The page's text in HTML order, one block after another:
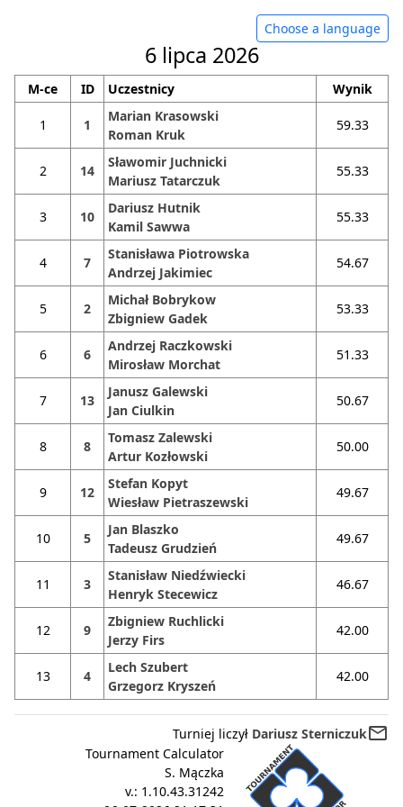
Choose a language
6 lipca 2026
M-ce ID Uczestnicy Wynik
1 1
Marian Krasowski
Roman Kruk
59.33
2 14
Sławomir Juchnicki
Mariusz Tatarczuk
55.33
3 10
Dariusz Hutnik
Kamil Sawwa
55.33
4 7
Stanisława Piotrowska
Andrzej Jakimiec
54.67
5 2
Michał Bobrykow
Zbigniew Gadek
53.33
6 6
Andrzej Raczkowski
Mirosław Morchat
51.33
7 13
Janusz Galewski
Jan Ciulkin
50.67
8 8
Tomasz Zalewski
Artur Kozłowski
50.00
9 12
Stefan Kopyt
Wiesław Pietraszewski
49.67
10 5
Jan Blaszko
Tadeusz Grudzień
49.67
11 3
Stanisław Niedźwiecki
Henryk Stecewicz
46.67
12 9
Zbigniew Ruchlicki
Jerzy Firs
42.00
13 4
Lech Szubert
Grzegorz Kryszeń
42.00
Turniej liczył Dariusz Sterniczukmail_outline
Tournament Calculator
S. Mączka
v.: 1.10.43.31242